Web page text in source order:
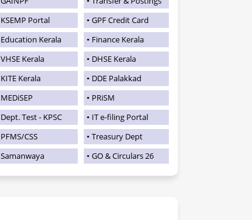
KSEMP Portal
GPF Credit Card
Education Kerala
Finance Kerala
VHSE Kerala
DHSE Kerala
KITE Kerala
DDE Palakkad
MEDiSEP
PRiSM
Dept. Test - KPSC
IT e-filing Portal
PFMS/CSS
Treasury Dept
Samanwaya
GO & Circulars 26